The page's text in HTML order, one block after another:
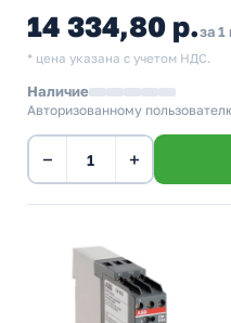
14 334,80 р.за 1
* цена указана с учетом НДС.
Наличие
Авторизованному
− +